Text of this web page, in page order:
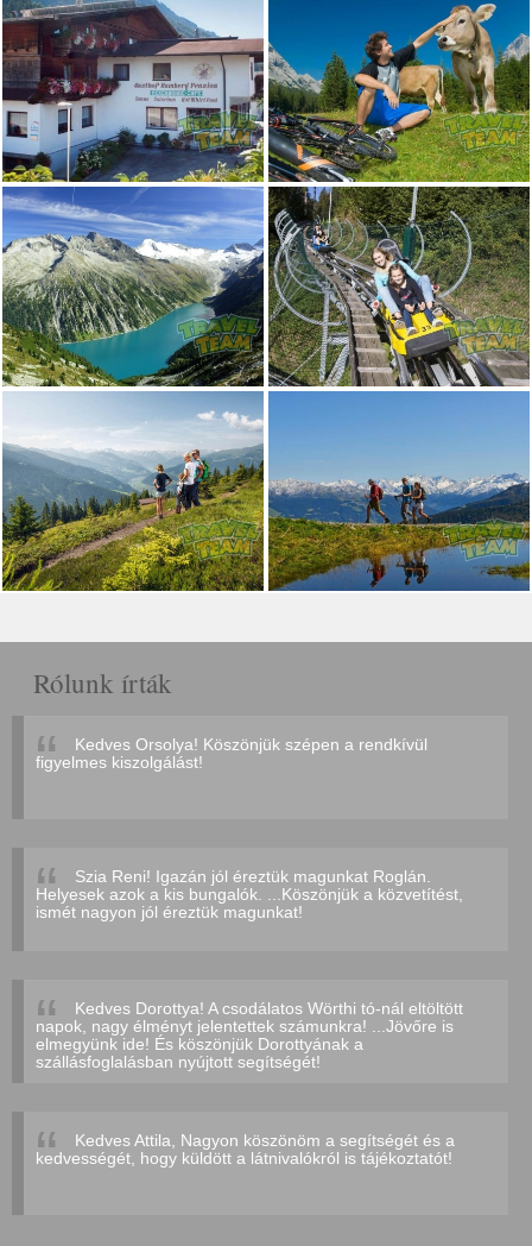
Rólunk írták
Kedves Orsolya! Köszönjük szépen a rendkívül
figyelmes kiszolgálást!
Szia Reni! Igazán jól éreztük magunkat Roglán.
Helyesek azok a kis bungalók. ...Köszönjük a közvetítést,
ismét nagyon jól éreztük magunkat!
Kedves Dorottya! A csodálatos Wörthi tó-nál eltöltött
napok, nagy élményt jelentettek számunkra! ...Jövőre is
elmegyünk ide! És köszönjük Dorottyának a
szállásfoglalásban nyújtott segítségét!
Kedves Attila, Nagyon köszönöm a segítségét és a
kedvességét, hogy küldött a látnivalókról is tájékoztatót!